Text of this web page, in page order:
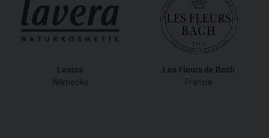
Lavera
Německo
Les Fleurs de Bach
Francie